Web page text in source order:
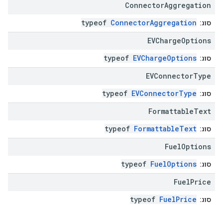
ConnectorAggregation
סוג: typeof ConnectorAggregation
EVChargeOptions
סוג: typeof EVChargeOptions
EVConnectorType
סוג: typeof EVConnectorType
FormattableText
סוג: typeof FormattableText
FuelOptions
סוג: typeof FuelOptions
FuelPrice
סוג: typeof FuelPrice